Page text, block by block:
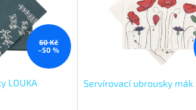
60 Kč
–50 %
LOUKA Servírovací ubrousky mák